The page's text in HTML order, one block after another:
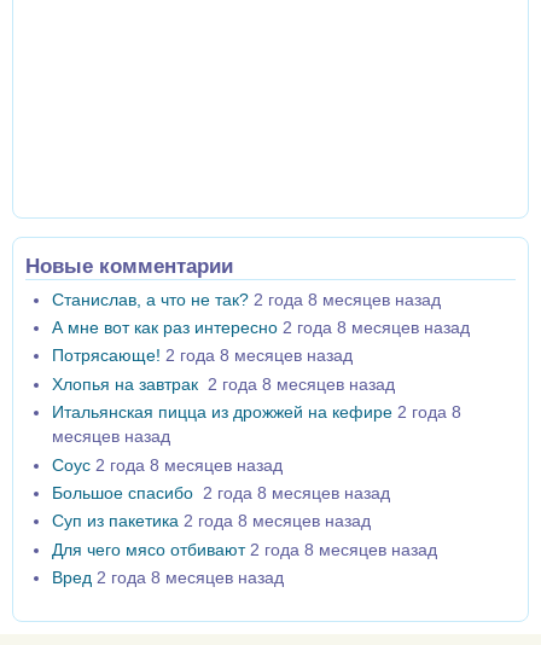
Новые комментарии
Станислав, а что не так? 2 года 8 месяцев назад
А мне вот как раз интересно 2 года 8 месяцев назад
Потрясающе! 2 года 8 месяцев назад
Хлопья на завтрак 2 года 8 месяцев назад
Итальянская пицца из дрожжей на кефире 2 года 8
месяцев назад
Соус 2 года 8 месяцев назад
Большое спасибо 2 года 8 месяцев назад
Суп из пакетика 2 года 8 месяцев назад
Для чего мясо отбивают 2 года 8 месяцев назад
Вред 2 года 8 месяцев назад